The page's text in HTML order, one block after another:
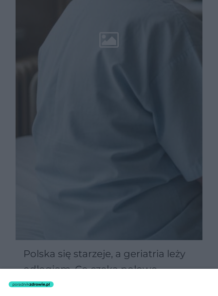
Polska się starzeje, a geriatria leży
odłogiem. Co czeka połowę
Polaków po 60-tce?